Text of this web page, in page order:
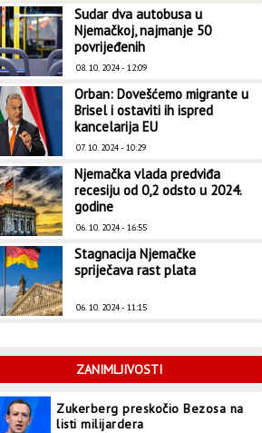
Sudar dva autobusa u
Njemačkoj, najmanje 50
povrijeđenih
08. 10. 2024 - 12:09
Orban: Dovešćemo migrante u
Brisel i ostaviti ih ispred
kancelarija EU
07. 10. 2024 - 10:29
Njemačka vlada predviđa
recesiju od 0,2 odsto u 2024.
godine
06. 10. 2024 - 16:55
Stagnacija Njemačke
spriječava rast plata
06. 10. 2024 - 11:15
ZANIMLJIVOSTI
Zukerberg preskočio Bezosa na
listi milijardera